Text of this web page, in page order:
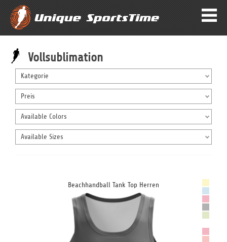
Vollsublimation
Kategorie
Preis
Available Colors
Available Sizes
Beachhandball Tank Top Herren